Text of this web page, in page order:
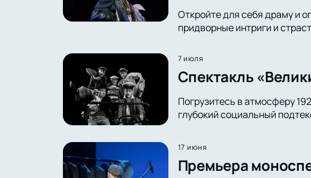
Откройте для себя драму и
придворные интриги и
7 июля
Спектакль
Погрузитесь в атмосферу
глубокий социальный
17 июня
Премьера